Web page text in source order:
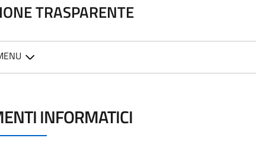
TRASPARENTE
INFORMATICI